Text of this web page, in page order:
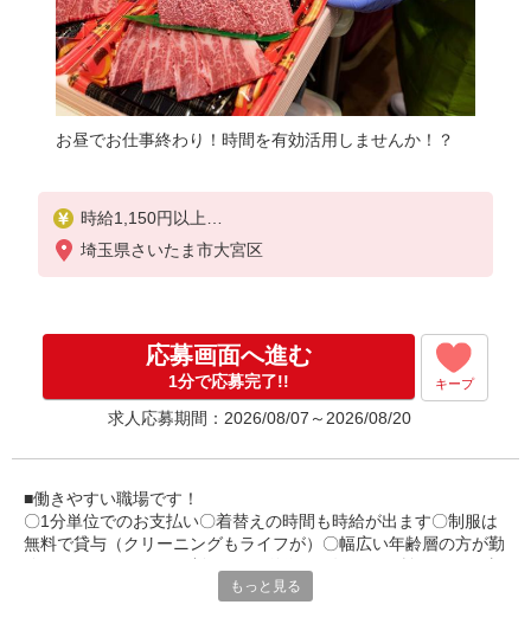
お昼でお仕事終わり！時間を有効活用しませんか！？
時給1,150円以上
日曜・祝日 時給1,250円以上
埼玉県さいたま市大宮区
応募画面へ進む
1分で応募完了!! キープ
求人応募期間：2026/08/07～2026/08/20
■働きやすい職場です！
〇1分単位でのお支払い〇着替えの時間も時給が出ます〇制服は
無料で貸与（クリーニングもライフが）〇幅広い年齢層の方が勤
の習得状況に合わせ、時給UPあり〇さいたま新都心駅からすぐ
もっと見る